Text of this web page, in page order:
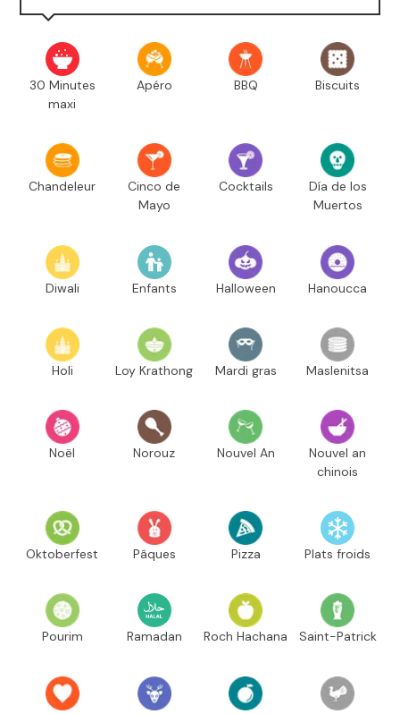
30 Minutes
maxi
Apéro BBQ Biscuits
Chandeleur
Cinco de
Mayo
Cocktails
Día de los
Muertos
Diwali Enfants Halloween Hanoucca
Holi Loy Krathong Mardi gras Maslenitsa
Noël Norouz Nouvel An
Nouvel an
chinois
Oktoberfest Pâques Pizza Plats froids
Pourim Ramadan Roch Hachana Saint-Patrick